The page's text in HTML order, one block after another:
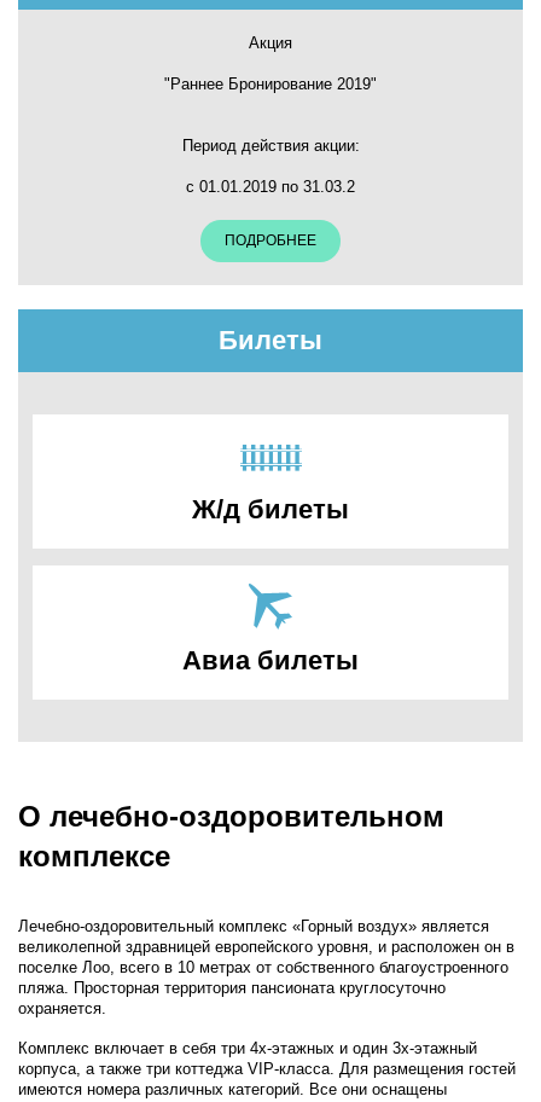
Акция
"Раннее Бронирование 2019"
Период действия акции:
с 01.01.2019 по 31.03.2
ПОДРОБНЕЕ
Билеты
Ж/д билеты
Авиа билеты
О лечебно-оздоровительном
комплексе
Лечебно-оздоровительный комплекс «Горный воздух» является
великолепной здравницей европейского уровня, и расположен он в
поселке Лоо, всего в 10 метрах от собственного благоустроенного
пляжа. Просторная территория пансионата круглосуточно
охраняется.
Комплекс включает в себя три 4х-этажных и один 3х-этажный
корпуса, а также три коттеджа VIP-класса. Для размещения гостей
имеются номера различных категорий. Все они оснащены